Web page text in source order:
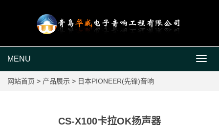
MENU
网站首页 > 产品展示 > 日本PIONEER(先锋)音响
CS-X100卡拉OK扬声器